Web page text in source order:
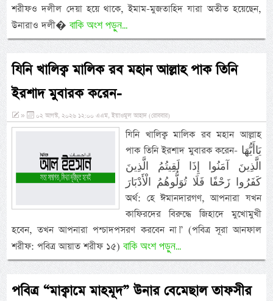
শরীফও দলীল দেয়া হয়ে থাকে, ইমাম-মুজতাহিদ যারা অতীত হয়েছেন,
উনারাও দলী�বাকি অংশ পড়ুন...
যিনি খালিক্ব মালিক রব মহান আল্লাহ পাক তিনি
ইরশাদ মুবারক করেন-
» ০২ আগস্ট, ২০২৬ ১২:০০ এএম, ইয়াওমুল আহাদ (রোববার)
যিনি খালিক্ব মালিক রব মহান আল্লাহ
পাক তিনি ইরশাদ মুবারক করেন- يَاأَيُّهَا
الَّذِينَ آمَنُوا إِذَا لَقِيتُمُ الَّذِينَ
كَفَرُوا زَحْفًا فَلَا تُوَلُّوهُمُ الْأَدْبَارَ
অর্থ: হে ঈমানদারগণ, আপনারা যখন
কাফিরদের বিরুদ্ধে জিহাদে মুখোমুখী
হবেন, তখন আপনারা পশ্চাদপসরণ করবেন না।” (পবিত্র সূরা আনফাল
শরীফ: পবিত্র আয়াত শরীফ ১৫)বাকি অংশ পড়ুন...
পবিত্র “মাক্বামে মাহমূদ” উনার বেমেছাল তাফসীর